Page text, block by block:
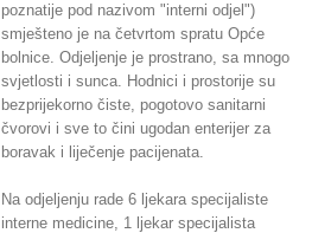
poznatije pod nazivom "interni odjel")
smješteno je na četvrtom spratu Opće
bolnice. Odjeljenje je prostrano, sa mnogo
svjetlosti i sunca. Hodnici i prostorije su
bezprijekorno čiste, pogotovo sanitarni
čvorovi i sve to čini ugodan enterijer za
boravak i liječenje pacijenata.
Na odjeljenju rade 6 ljekara specijaliste
interne medicine, 1 ljekar specijalista